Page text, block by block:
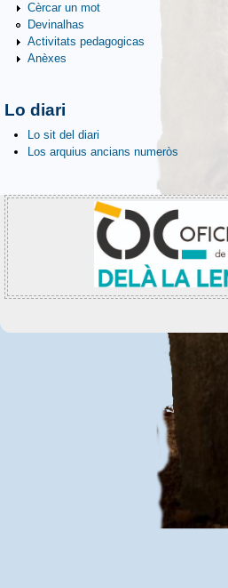
Cèrcar un mot
Devinalhas
Activitats pedagogicas
Anèxes
Lo diari
Lo sit del diari
Los arquius ancians numeròs